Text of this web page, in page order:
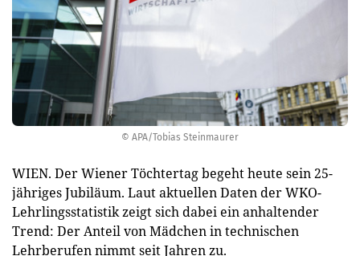
© APA/Tobias Steinmaurer
WIEN. Der Wiener Töchtertag begeht heute sein 25-
jähriges Jubiläum. Laut aktuellen Daten der WKO-
Lehrlingsstatistik zeigt sich dabei ein anhaltender
Trend: Der Anteil von Mädchen in technischen
Lehrberufen nimmt seit Jahren zu.